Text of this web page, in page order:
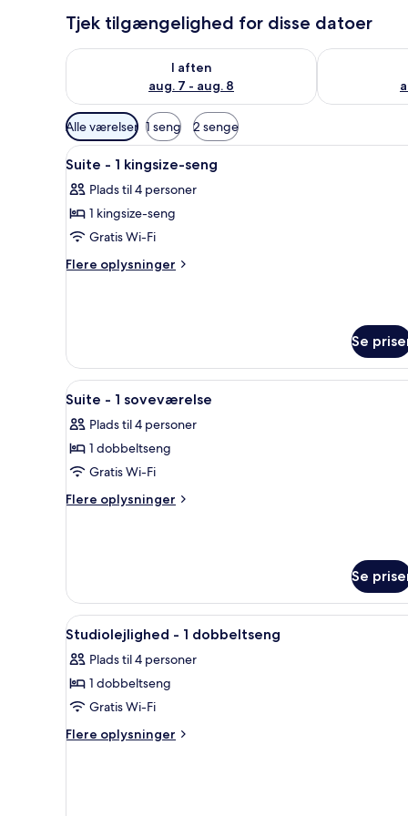
Tjek tilgængelighed for disse datoer
I aften
aug. 7 - aug. 8
Tjek tilgængelighed for i aften aug. 7 - aug. 8
Tjek
Tilgængelige
filtre
for
Alle værelser 1 seng 2 senge
Indlæs
alle
billeder
af
Suite
-
Et hotelværelse med sofa, to
8
Suite - 1 kingsize-seng
Plads til 4 personer
1 kingsize-seng
Gratis Wi-Fi
Flere oplysninger
Flere
kingsize-
seng
Se
Indlæs
alle
billeder
af
Suite
-
Et moderne køkken med
2
Suite - 1 soveværelse
Plads til 4 personer
1 dobbeltseng
Gratis Wi-Fi
Flere oplysninger
Flere
soveværelse
Se
Indlæs
alle
billeder
af
Studiolejlighed
-
Et hotelværelse med seng,
6
Studiolejlighed - 1 dobbeltseng
Plads til 4 personer
1 dobbeltseng
Gratis Wi-Fi
Flere oplysninger
Flere